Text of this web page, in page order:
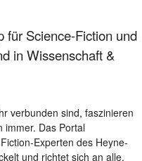
für Science-Fiction und
in Wissenschaft &
verbunden sind, faszinieren
immer. Das Portal
Experten des Heyne-
und richtet sich an alle,